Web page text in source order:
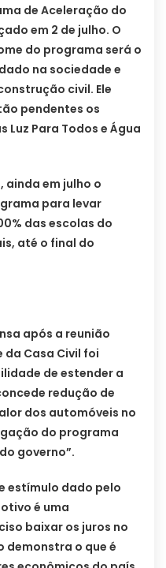
de Aceleração do
em 2 de julho. O
do programa será o
na sociedade e
civil. Ele
pendentes os
Para Todos e Água
ainda em julho o
para levar
das escolas do
até o final do
após a reunião
Casa Civil foi
de estender a
redução de
dos automóveis no
do programa
governo”.
estímulo dado pelo
é uma
baixar os juros no
demonstra o que é